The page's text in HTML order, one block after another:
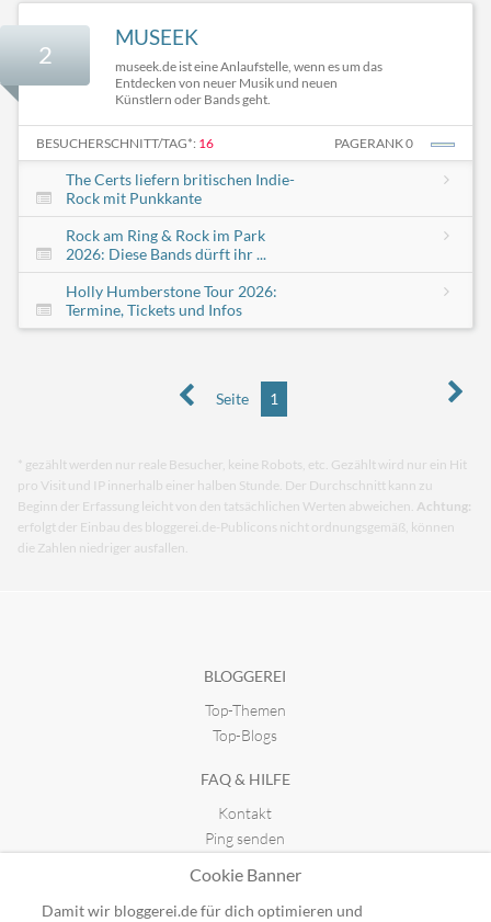
2
MUSEEK
museek.de ist eine Anlaufstelle, wenn es um das
Entdecken von neuer Musik und neuen
Künstlern oder Bands geht.
BESUCHERSCHNITT/TAG*: 16 PAGERANK 0
The Certs liefern britischen Indie-
Rock mit Punkkante
Rock am Ring & Rock im Park
2026: Diese Bands dürft ihr ...
Holly Humberstone Tour 2026:
Termine, Tickets und Infos
Seite 1
* gezählt werden nur reale Besucher, keine Robots, etc. Gezählt wird nur ein Hit
pro Visit und IP innerhalb einer halben Stunde. Der Durchschnitt kann zu
Beginn der Erfassung leicht von den tatsächlichen Werten abweichen. Achtung:
erfolgt der Einbau des bloggerei.de-Publicons nicht ordnungsgemäß, können
die Zahlen niedriger ausfallen.
BLOGGEREI
Top-Themen
Top-Blogs
FAQ & HILFE
Kontakt
Ping senden
GUTSCHEINE
Cookie Banner
Damit wir bloggerei.de für dich optimieren und